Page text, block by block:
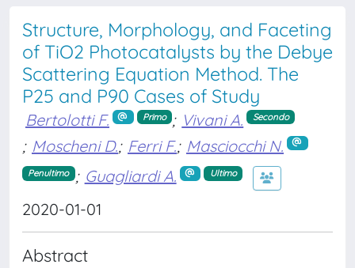
Structure, Morphology, and Faceting
of TiO2 Photocatalysts by the Debye
Scattering Equation Method. The
P25 and P90 Cases of Study
Bertolotti F. Primo ; Vivani A. Secondo
; Moscheni D.; Ferri F.; Masciocchi N.
Penultimo ; Guagliardi A. Ultimo
2020-01-01
Abstract